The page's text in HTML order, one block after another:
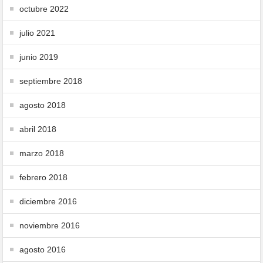
octubre 2022
julio 2021
junio 2019
septiembre 2018
agosto 2018
abril 2018
marzo 2018
febrero 2018
diciembre 2016
noviembre 2016
agosto 2016